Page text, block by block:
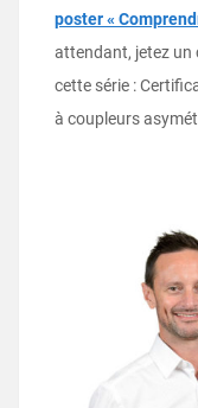
poster «
attendant, jetez un
cette série :
à coupleurs